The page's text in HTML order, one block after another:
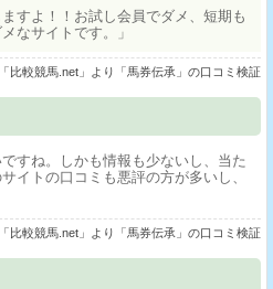
すよ！！お試し会員でダメ、短期も
なサイトです。」
「比較競馬.net」より「馬券伝承」の口コミ検証
すね。しかも情報も少ないし、当た
イトの口コミも悪評の方が多いし、
「比較競馬.net」より「馬券伝承」の口コミ検証